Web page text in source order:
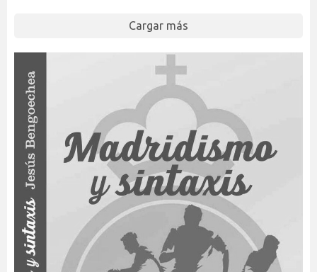
Cargar más